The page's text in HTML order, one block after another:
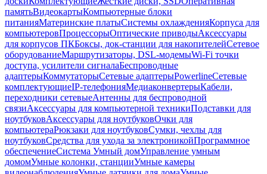
памятьВидеокартыКомпьютерные блоки
питанияМатеринские платыСистемы охлажденияКорпуса для
компьютеровПроцессорыОптические приводыАксессуары
для корпусов ПКБоксы, док-станции для накопителейСетевое
оборудованиеМаршрутизаторы, DSL-модемыWi-Fi точки
доступа, усилители сигналаБеспроводные
адаптерыКоммутаторыСетевые адаптерыPowerlineСетевые
комплектующиеIP-телефонияМедиаконвертерыКабели,
переходники сетевыеАнтенны для беспроводной
связиАксессуары для компьютерной техникиПодставки для
ноутбуковАксессуары для ноутбуковОчки для
компьютераРюкзаки для ноутбуковСумки, чехлы для
ноутбуковСредства для ухода за электроникойПрограммное
обеспечениеСистема Умный домУправление умным
домомУмные колонки, станцииУмные камеры